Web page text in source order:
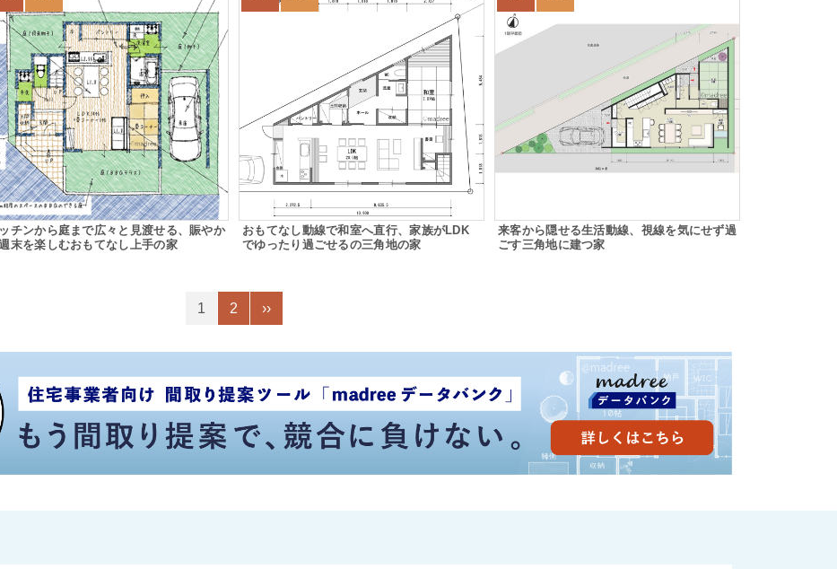
チンから庭まで広々と見渡せる、賑やか
末を楽しむおもてなし上手の家
おもてなし動線で和室へ直行、家族がLDK
でゆったり過ごせるの三角地の家
来客から隠せる生活動線、視線を気にせず過
ごす三角地に建つ家
1 2 ››